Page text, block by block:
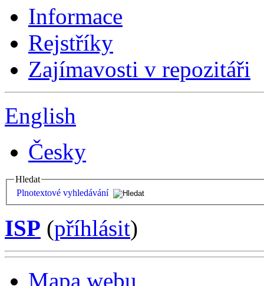
Informace
Rejstříky
Zajímavosti v repozitáři
English
Česky
Hledat
Plnotextové vyhledávání
ISP (příhlásit)
Mapa webu